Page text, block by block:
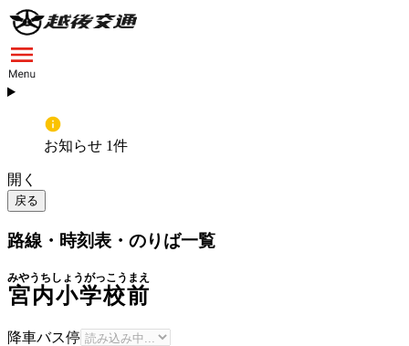
お知らせ 1件
開く
戻る
路線・時刻表・のりば一覧
宮内小学校前
みやうちしょうがっこうまえ
降車バス停